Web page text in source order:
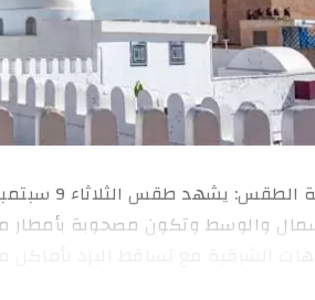
والوسط وتكون مصحوبة بأمطار